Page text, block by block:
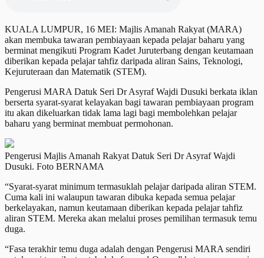
KUALA LUMPUR, 16 MEI: Majlis Amanah Rakyat (MARA)
akan membuka tawaran pembiayaan kepada pelajar baharu yang
berminat mengikuti Program Kadet Juruterbang dengan keutamaan
diberikan kepada pelajar tahfiz daripada aliran Sains, Teknologi,
Kejuruteraan dan Matematik (STEM).
Pengerusi MARA Datuk Seri Dr Asyraf Wajdi Dusuki berkata iklan
berserta syarat-syarat kelayakan bagi tawaran pembiayaan program
itu akan dikeluarkan tidak lama lagi bagi membolehkan pelajar
baharu yang berminat membuat permohonan.
Pengerusi Majlis Amanah Rakyat Datuk Seri Dr Asyraf Wajdi
Dusuki. Foto BERNAMA
“Syarat-syarat minimum termasuklah pelajar daripada aliran STEM.
Cuma kali ini walaupun tawaran dibuka kepada semua pelajar
berkelayakan, namun keutamaan diberikan kepada pelajar tahfiz
aliran STEM. Mereka akan melalui proses pemilihan termasuk temu
duga.
“Fasa terakhir temu duga adalah dengan Pengerusi MARA sendiri